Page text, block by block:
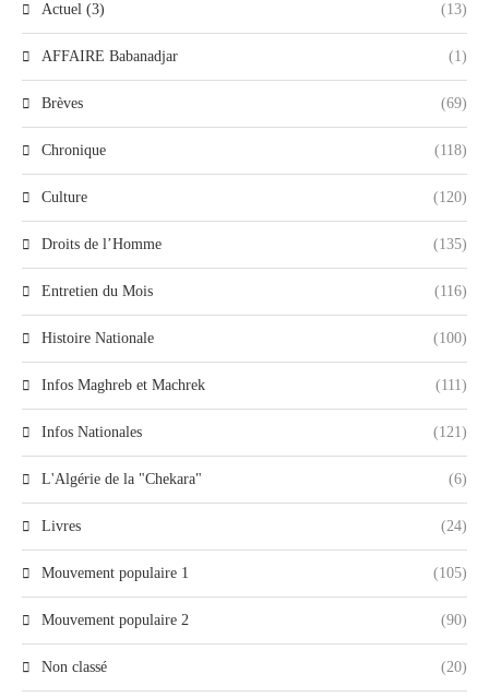
Actuel (3) (13)
AFFAIRE Babanadjar (1)
Brèves (69)
Chronique (118)
Culture (120)
Droits de l’Homme (135)
Entretien du Mois (116)
Histoire Nationale (100)
Infos Maghreb et Machrek (111)
Infos Nationales (121)
L'Algérie de la "Chekara" (6)
Livres (24)
Mouvement populaire 1 (105)
Mouvement populaire 2 (90)
Non classé (20)